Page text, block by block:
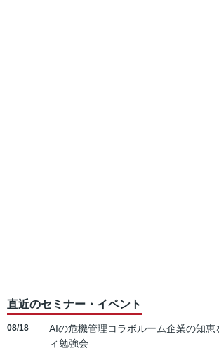
直近のセミナー・イベント
08/18
AIの危機管理コラボルーム企業の知恵
ィ勉強会